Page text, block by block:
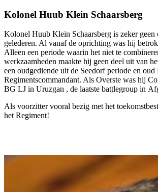
Kolonel Huub Klein Schaarsberg
Kolonel Huub Klein Schaarsberg is zeker geen
gelederen. Al vanaf de oprichting was hij
Alleen een periode waarin het niet te
werkzaamheden maakte hij geen deel uit van
een oudgediende uit de Seedorf periode en oud
Regimentscommandant. Als Overste was hij
BG LJ in Uruzgan , de laatste battlegroup in
Als voorzitter vooral bezig met het
het Regiment!